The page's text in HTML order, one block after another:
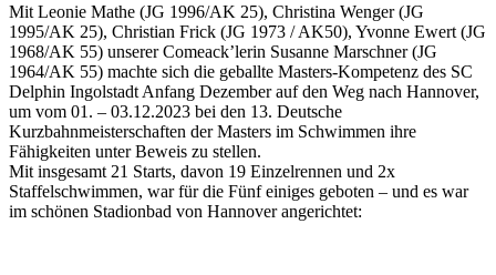
Mit Leonie Mathe (JG 1996/AK 25), Christina Wenger (JG
1995/AK 25), Christian Frick (JG 1973 / AK50), Yvonne Ewert (JG
1968/AK 55) unserer Comeack’lerin Susanne Marschner (JG
1964/AK 55) machte sich die geballte Masters-Kompetenz des SC
Delphin Ingolstadt Anfang Dezember auf den Weg nach Hannover,
um vom 01. – 03.12.2023 bei den 13. Deutsche
Kurzbahnmeisterschaften der Masters im Schwimmen ihre
Fähigkeiten unter Beweis zu stellen.
Mit insgesamt 21 Starts, davon 19 Einzelrennen und 2x
Staffelschwimmen, war für die Fünf einiges geboten – und es war
im schönen Stadionbad von Hannover angerichtet: